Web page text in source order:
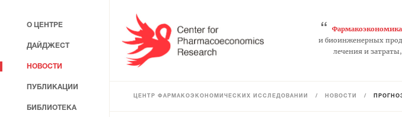
“ Фармакоэкономика
и биоинженерных
лечения и
ЦЕНТР ФАРМАКОЭКОНОМИЧЕСКИХ ИССЛЕДОВАНИЙ / НОВОСТИ /
О ЦЕНТРЕ
ДАЙДЖЕСТ
НОВОСТИ
ПУБЛИКАЦИИ
БИБЛИОТЕКА